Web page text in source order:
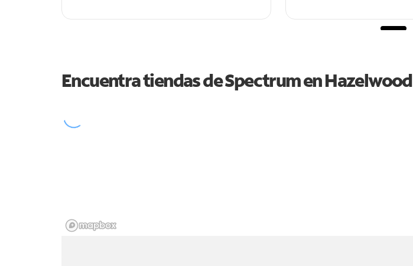
Encuentra tiendas de Spectrum enHazelwood